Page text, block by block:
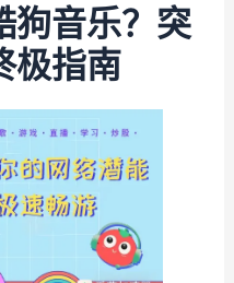
狗音乐？突
极指南